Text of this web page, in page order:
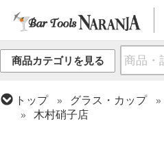
商品カテゴリを見る
トップ グラス・カップ
木村硝子店